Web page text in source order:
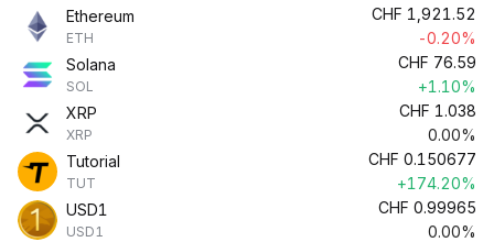
Ethereum
ETH
CHF 1,921.52
-0.20%
Solana
SOL
CHF 76.59
+1.10%
XRP
XRP
CHF 1.038
0.00%
Tutorial
TUT
CHF 0.150677
+174.20%
USD1
USD1
CHF 0.99965
0.00%